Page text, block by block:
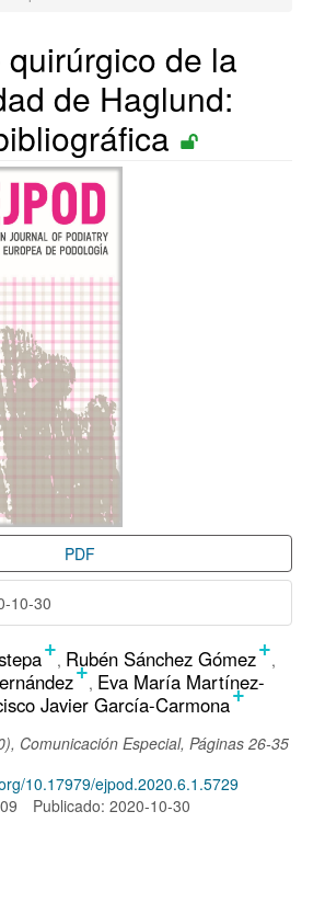
de la
de Haglund:
PDF
10-30
+ Rubén Sánchez Gómez+
+ Eva María Martínez-
Javier García-Carmona+
Comunicación Especial, Páginas 26-35
10.17979/ejpod.2020.6.1.5729
Publicado: 2020-10-30